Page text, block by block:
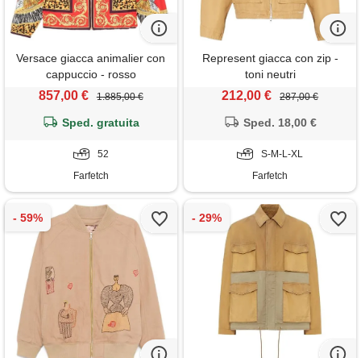
Versace giacca animalier con
cappuccio - rosso
857,00 € 1.885,00 €
Sped. gratuita
52
Farfetch
Represent giacca con zip -
toni neutri
212,00 € 287,00 €
Sped. 18,00 €
S-M-L-XL
Farfetch